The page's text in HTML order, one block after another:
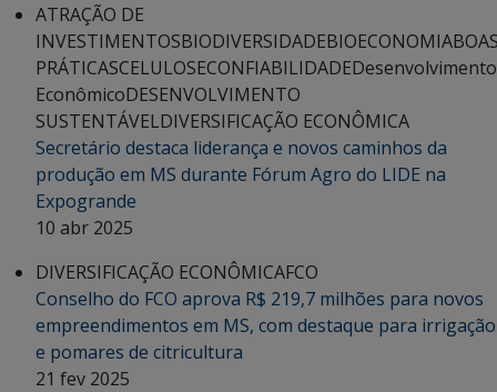
ATRAÇÃO DE
INVESTIMENTOSBIODIVERSIDADEBIOECONOMIA
PRÁTICASCELULOSECONFIABILIDADEDesenvolvimento
EconômicoDESENVOLVIMENTO
SUSTENTÁVELDIVERSIFICAÇÃO ECONÔMICA
Secretário destaca liderança e novos caminhos da
produção em MS durante Fórum Agro do LIDE na
Expogrande
10 abr 2025
DIVERSIFICAÇÃO ECONÔMICAFCO
Conselho do FCO aprova R$ 219,7 milhões para novos
empreendimentos em MS, com destaque para irrigação
e pomares de citricultura
21 fev 2025